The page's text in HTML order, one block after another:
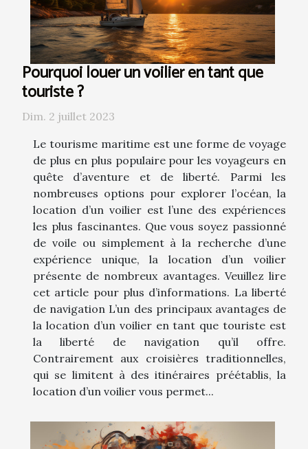
Pourquoi louer un voilier en tant que
touriste ?
Dim. 2 juillet 2023
Le tourisme maritime est une forme de voyage
de plus en plus populaire pour les voyageurs en
quête d’aventure et de liberté. Parmi les
nombreuses options pour explorer l’océan, la
location d’un voilier est l’une des expériences
les plus fascinantes. Que vous soyez passionné
de voile ou simplement à la recherche d’une
expérience unique, la location d’un voilier
présente de nombreux avantages. Veuillez lire
cet article pour plus d’informations. La liberté
de navigation L’un des principaux avantages de
la location d’un voilier en tant que touriste est
la liberté de navigation qu’il offre.
Contrairement aux croisières traditionnelles,
qui se limitent à des itinéraires préétablis, la
location d’un voilier vous permet...